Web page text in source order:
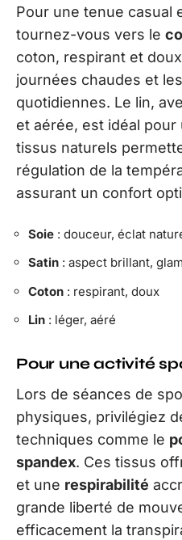
Pour une tenue casual
tournez-vous vers le
coton, respirant et
journées chaudes et
quotidiennes. Le lin,
et aérée, est idéal pour
tissus naturels
régulation de la
assurant un confort
Soie : douceur, éclat
Satin : aspect brillant,
Coton : respirant, doux
Lin : léger, aéré
Pour une activité
Lors de séances de
physiques, privilégiez
techniques comme le
spandex. Ces tissus
et une respirabilité
grande liberté de
efficacement la